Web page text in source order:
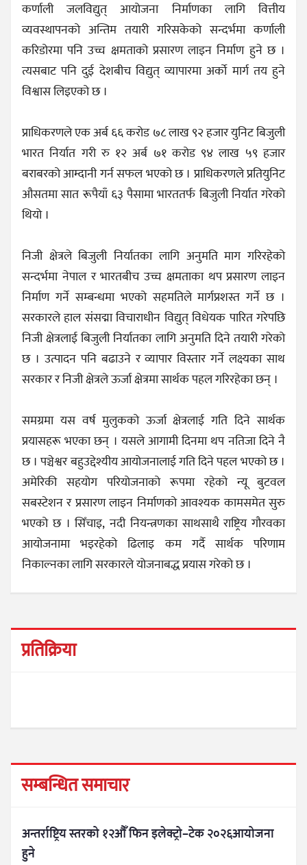
कर्णाली जलविद्युत् आयोजना निर्माणका लागि वित्तीय
व्यवस्थापनको अन्तिम तयारी गरिसकेको सन्दर्भमा कर्णाली
करिडोरमा पनि उच्च क्षमताको प्रसारण लाइन निर्माण हुने छ ।
त्यसबाट पनि दुई देशबीच विद्युत् व्यापारमा अर्को मार्ग तय हुने
विश्वास लिइएको छ ।
प्राधिकरणले एक अर्ब ६६ करोड ७८ लाख ९२ हजार युनिट बिजुली
भारत निर्यात गरी रु १२ अर्ब ७१ करोड ९४ लाख ५९ हजार
बराबरको आम्दानी गर्न सफल भएको छ । प्राधिकरणले प्रतियुनिट
औसतमा सात रूपैयाँ ६३ पैसामा भारततर्फ बिजुली निर्यात गरेको
थियो ।
निजी क्षेत्रले बिजुली निर्यातका लागि अनुमति माग गरिरहेको
सन्दर्भमा नेपाल र भारतबीच उच्च क्षमताका थप प्रसारण लाइन
निर्माण गर्ने सम्बन्धमा भएको सहमतिले मार्गप्रशस्त गर्ने छ ।
सरकारले हाल संसद्मा विचाराधीन विद्युत् विधेयक पारित गरेपछि
निजी क्षेत्रलाई बिजुली निर्यातका लागि अनुमति दिने तयारी गरेको
छ । उत्पादन पनि बढाउने र व्यापार विस्तार गर्ने लक्ष्यका साथ
सरकार र निजी क्षेत्रले ऊर्जा क्षेत्रमा सार्थक पहल गरिरहेका छन् ।
समग्रमा यस वर्ष मुलुकको ऊर्जा क्षेत्रलाई गति दिने सार्थक
प्रयासहरू भएका छन् । यसले आगामी दिनमा थप नतिजा दिने नै
छ । पञ्चेश्वर बहुउद्देश्यीय आयोजनालाई गति दिने पहल भएको छ ।
अमेरिकी सहयोग परियोजनाको रूपमा रहेको न्यू बुटवल
सबस्टेशन र प्रसारण लाइन निर्माणको आवश्यक कामसमेत सुरु
भएको छ । सिँचाइ, नदी नियन्त्रणका साथसाथै राष्ट्रिय गौरवका
आयोजनामा भइरहेको ढिलाइ कम गर्दै सार्थक परिणाम
निकाल्नका लागि सरकारले योजनाबद्ध प्रयास गरेको छ ।
प्रतिक्रिया
सम्बन्धित समाचार
अन्तर्राष्ट्रिय स्तरको १२औँ फिन इलेक्ट्रो–टेक २०२६आयोजना
हुने